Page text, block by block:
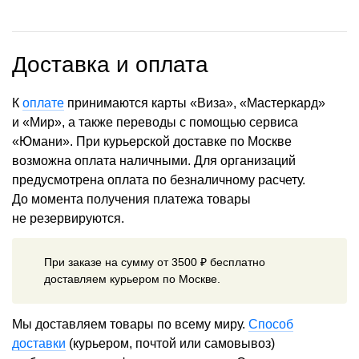
Доставка и оплата
К оплате принимаются карты «Виза», «Мастеркард»
и «Мир», а также переводы с помощью сервиса
«Юмани». При курьерской доставке по Москве
возможна оплата наличными. Для организаций
предусмотрена оплата по безналичному расчету.
До момента получения платежа товары
не резервируются.
При заказе на сумму от 3500 ₽ бесплатно
доставляем курьером по Москве.
Мы доставляем товары по всему миру. Способ
доставки (курьером, почтой или самовывоз)